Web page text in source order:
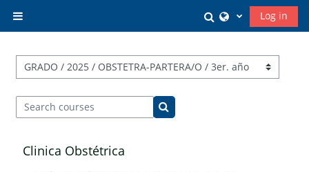
Toggle search
Log in
Course categories
Search courses
Search courses
Clinica Obstétrica